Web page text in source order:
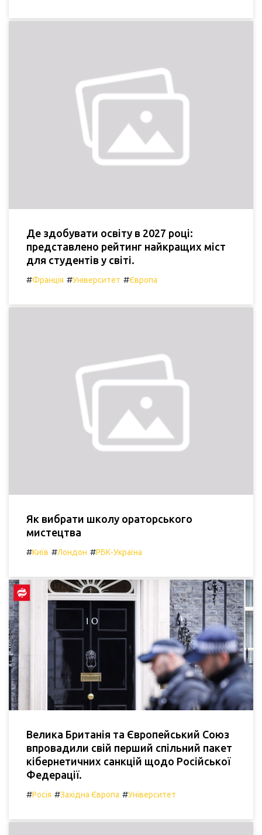
Де здобувати освіту в 2027 році:
представлено рейтинг найкращих міст
для студентів у світі.
#Франція #Університет #Європа
Як вибрати школу ораторського
мистецтва
#Київ #Лондон #РБК-Україна
Велика Британія та Європейський Союз
впровадили свій перший спільний пакет
кібернетичних санкцій щодо Російської
Федерації.
#Росія #Західна Європа #Університет